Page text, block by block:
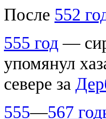
После 552
555 год —
упомянул
севере за
555—567